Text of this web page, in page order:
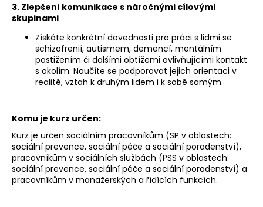
3. Zlepšení komunikace s náročnými cílovými
skupinami
Získáte konkrétní dovednosti pro práci s lidmi se
schizofrenií, autismem, demencí, mentálním
postižením či dalšími obtížemi ovlivňujícími kontakt
s okolím. Naučíte se podporovat jejich orientaci v
realitě, vztah k druhým lidem i k sobě samým.
Komu je kurz určen:
Kurz je určen sociálním pracovníkům (SP v oblastech:
sociální prevence, sociální péče a sociální poradenství),
pracovníkům v sociálních službách (PSS v oblastech:
sociální prevence, sociální péče a sociální poradenství) a
pracovníkům v manažerských a řídících funkcích.